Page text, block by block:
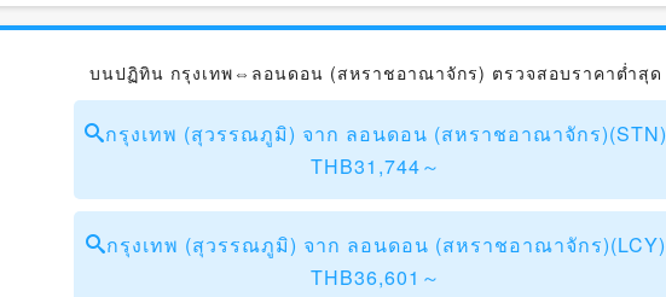
บนปฏิทิน กรุงเทพ⇔ลอนดอน (สหราชอาณาจักร) ตรวจสอบราคาต่ำสุด
กรุงเทพ (สุวรรณภูมิ) จาก ลอนดอน (สหราชอาณาจักร)(STN)
THB31,744～
กรุงเทพ (สุวรรณภูมิ) จาก ลอนดอน (สหราชอาณาจักร)(LCY)
THB36,601～